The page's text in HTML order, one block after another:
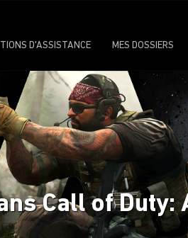
D'ASSISTANCE MES DOSSIERS
Call of Duty: